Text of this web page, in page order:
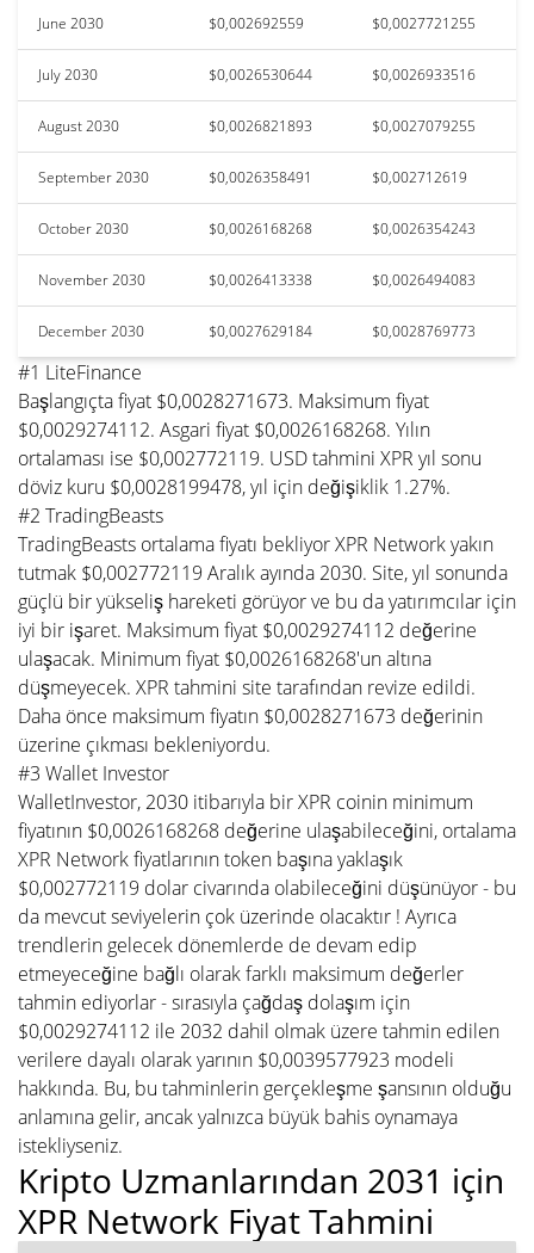
June 2030 $0,002692559 $0,0027721255
July 2030 $0,0026530644 $0,0026933516
August 2030 $0,0026821893 $0,0027079255
September 2030 $0,0026358491 $0,002712619
October 2030 $0,0026168268 $0,0026354243
November 2030 $0,0026413338 $0,0026494083
December 2030 $0,0027629184 $0,0028769773
#1 LiteFinance
Başlangıçta fiyat $0,0028271673. Maksimum fiyat
$0,0029274112. Asgari fiyat $0,0026168268. Yılın
ortalaması ise $0,002772119. USD tahmini XPR yıl sonu
döviz kuru $0,0028199478, yıl için değişiklik 1.27%.
#2 TradingBeasts
TradingBeasts ortalama fiyatı bekliyor XPR Network yakın
tutmak $0,002772119 Aralık ayında 2030. Site, yıl sonunda
güçlü bir yükseliş hareketi görüyor ve bu da yatırımcılar için
iyi bir işaret. Maksimum fiyat $0,0029274112 değerine
ulaşacak. Minimum fiyat $0,0026168268'un altına
düşmeyecek. XPR tahmini site tarafından revize edildi.
Daha önce maksimum fiyatın $0,0028271673 değerinin
üzerine çıkması bekleniyordu.
#3 Wallet Investor
WalletInvestor, 2030 itibarıyla bir XPR coinin minimum
fiyatının $0,0026168268 değerine ulaşabileceğini, ortalama
XPR Network fiyatlarının token başına yaklaşık
$0,002772119 dolar civarında olabileceğini düşünüyor - bu
da mevcut seviyelerin çok üzerinde olacaktır ! Ayrıca
trendlerin gelecek dönemlerde de devam edip
etmeyeceğine bağlı olarak farklı maksimum değerler
tahmin ediyorlar - sırasıyla çağdaş dolaşım için
$0,0029274112 ile 2032 dahil olmak üzere tahmin edilen
verilere dayalı olarak yarının $0,0039577923 modeli
hakkında. Bu, bu tahminlerin gerçekleşme şansının olduğu
anlamına gelir, ancak yalnızca büyük bahis oynamaya
istekliyseniz.
Kripto Uzmanlarından 2031 için
XPR Network Fiyat Tahmini